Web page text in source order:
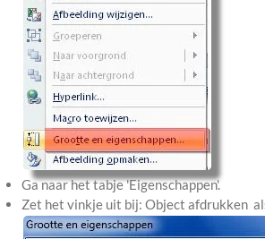
Ga naar het tabje 'Eigenschappen'.
Zet het vinkje uit bij: Object afdrukken